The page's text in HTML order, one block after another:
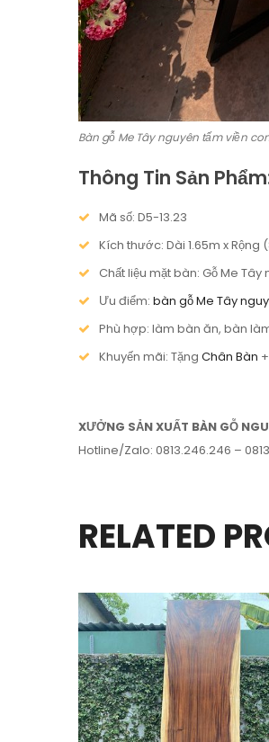
Bàn gỗ Me Tây nguyên tấm viền
Thông Tin Sản
Mã số: D5-13.23
Kích thước: Dài 1.65m x
Chất liệu mặt bàn: Gỗ Me Tây
Ưu điểm: bàn gỗ Me Tây
Phù hợp: làm bàn ăn, bàn
Khuyến mãi: Tặng Chân Bàn
XƯỞNG SẢN XUẤT BÀN GỖ
Hotline/Zalo: 0813.246.246 –
RELATED